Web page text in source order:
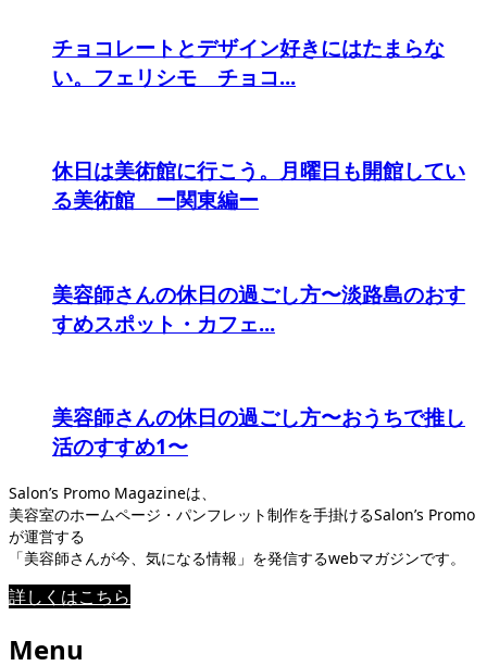
チョコレートとデザイン好きにはたまらな
い。フェリシモ チョコ...
休日は美術館に行こう。月曜日も開館してい
る美術館 ー関東編ー
美容師さんの休日の過ごし方〜淡路島のおす
すめスポット・カフェ...
美容師さんの休日の過ごし方〜おうちで推し
活のすすめ1〜
Salon’s Promo Magazineは、
美容室のホームページ・パンフレット制作を手掛けるSalon’s Promo
が運営する
「美容師さんが今、気になる情報」を発信するwebマガジンです。
詳しくはこちら
Menu